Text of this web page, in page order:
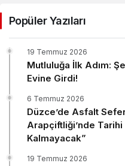
Popüler Yazıları
Mutluluğa İlk Adım:
Evine Girdi!
19 Temmuz 2026
Düzce’de Asfalt
Arapçiftliği’nde Tarihi
Kalmayacak”
6 Temmuz 2026
19 Temmuz 2026